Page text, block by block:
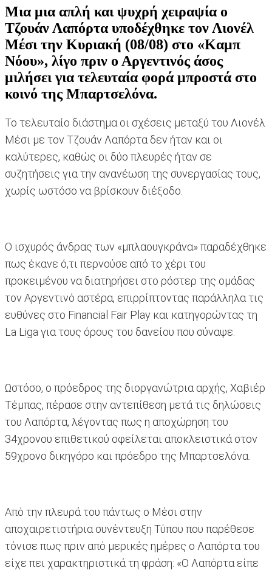
Μια μια απλή και ψυχρή χειραψία ο
Τζουάν Λαπόρτα υποδέχθηκε τον Λιονέλ
Μέσι την Κυριακή (08/08) στο «Καμπ
Νόου», λίγο πριν ο Αργεντινός άσος
μιλήσει για τελευταία φορά μπροστά στο
κοινό της Μπαρτσελόνα.
Το τελευταίο διάστημα οι σχέσεις μεταξύ του Λιονέλ
Μέσι με τον Τζουάν Λαπόρτα δεν ήταν και οι
καλύτερες, καθώς οι δύο πλευρές ήταν σε
συζητήσεις για την ανανέωση της συνεργασίας τους,
χωρίς ωστόσο να βρίσκουν διέξοδο.
Ο ισχυρός άνδρας των «μπλαουγκράνα» παραδέχθηκε
πως έκανε ό,τι περνούσε από το χέρι του
προκειμένου να διατηρήσει στο ρόστερ της ομάδας
τον Αργεντινό αστέρα, επιρρίπτοντας παράλληλα τις
ευθύνες στο Financial Fair Play και κατηγορώντας τη
La Liga για τους όρους του δανείου που σύναψε.
Ωστόσο, ο πρόεδρος της διοργανώτρια αρχής, Χαβιέρ
Τέμπας, πέρασε στην αντεπίθεση μετά τις δηλώσεις
του Λαπόρτα, λέγοντας πως η αποχώρηση του
34χρονου επιθετικού οφείλεται αποκλειστικά στον
59χρονο δικηγόρο και πρόεδρο της Μπαρτσελόνα.
Από την πλευρά του πάντως ο Μέσι στην
αποχαιρετιστήρια συνέντευξη Τύπου που παρέθεσε
τόνισε πως πριν από μερικές ημέρες ο Λαπόρτα του
είχε πει χαρακτηριστικά τη φράση: «Ο Λαπόρτα είπε